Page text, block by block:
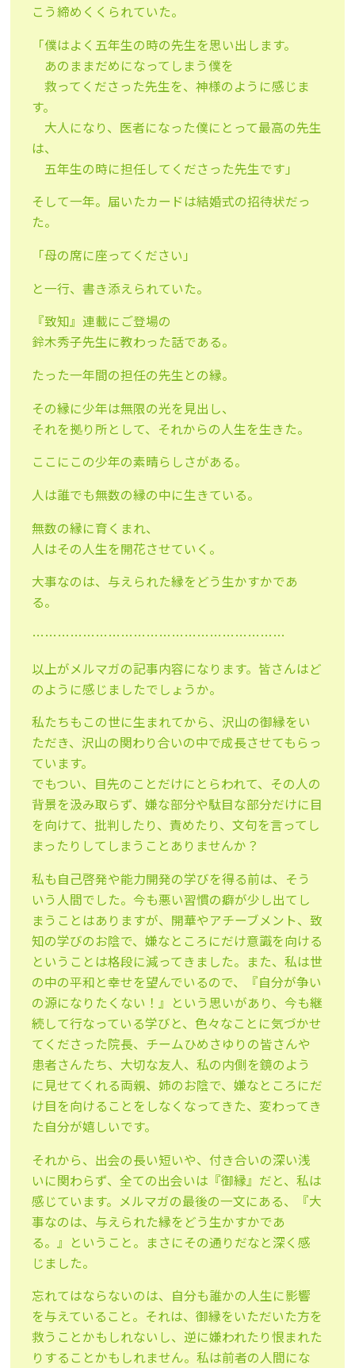
こう締めくくられていた。
「僕はよく五年生の時の先生を思い出します。
あのままだめになってしまう僕を
救ってくださった先生を、神様のように感じま
す。
大人になり、医者になった僕にとって最高の先生
は、
五年生の時に担任してくださった先生です」
そして一年。届いたカードは結婚式の招待状だっ
た。
「母の席に座ってください」
と一行、書き添えられていた。
『致知』連載にご登場の
鈴木秀子先生に教わった話である。
たった一年間の担任の先生との縁。
その縁に少年は無限の光を見出し、
それを拠り所として、それからの人生を生きた。
ここにこの少年の素晴らしさがある。
人は誰でも無数の縁の中に生きている。
無数の縁に育くまれ、
人はその人生を開花させていく。
大事なのは、与えられた縁をどう生かすかであ
る。
……………………………………………………
以上がメルマガの記事内容になります。皆さんはど
のように感じましたでしょうか。
私たちもこの世に生まれてから、沢山の御縁をい
ただき、沢山の関わり合いの中で成長させてもらっ
ています。
でもつい、目先のことだけにとらわれて、その人の
背景を汲み取らず、嫌な部分や駄目な部分だけに目
を向けて、批判したり、責めたり、文句を言ってし
まったりしてしまうことありませんか？
私も自己啓発や能力開発の学びを得る前は、そう
いう人間でした。今も悪い習慣の癖が少し出てし
まうことはありますが、開華やアチーブメント、致
知の学びのお陰で、嫌なところにだけ意識を向ける
ということは格段に減ってきました。また、私は世
の中の平和と幸せを望んでいるので、『自分が争い
の源になりたくない！』という思いがあり、今も継
続して行なっている学びと、色々なことに気づかせ
てくださった院長、チームひめさゆりの皆さんや
患者さんたち、大切な友人、私の内側を鏡のよう
に見せてくれる両親、姉のお陰で、嫌なところにだ
け目を向けることをしなくなってきた、変わってき
た自分が嬉しいです。
それから、出会の長い短いや、付き合いの深い浅
いに関わらず、全ての出会いは『御縁』だと、私は
感じています。メルマガの最後の一文にある、『大
事なのは、与えられた縁をどう生かすかであ
る。』ということ。まさにその通りだなと深く感
じました。
忘れてはならないのは、自分も誰かの人生に影響
を与えていること。それは、御縁をいただいた方を
救うことかもしれないし、逆に嫌われたり恨まれた
りすることかもしれません。私は前者の人間にな